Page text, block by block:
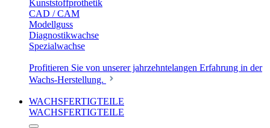
Kunststoffprothetik
CAD / CAM
Modellguss
Diagnostikwachse
Spezialwachse
Profitieren Sie von unserer jahrzehntelangen Erfahrung in der
Wachs-Herstellung.
WACHSFERTIGTEILE
WACHSFERTIGTEILE